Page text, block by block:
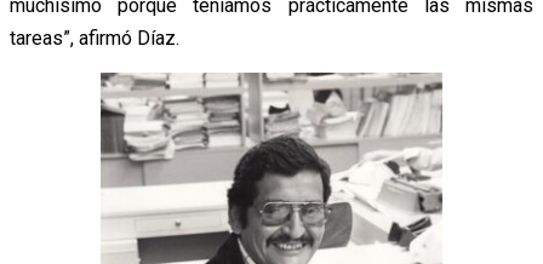
muchísimo porque teníamos prácticamente las mismas
tareas”, afirmó Díaz.